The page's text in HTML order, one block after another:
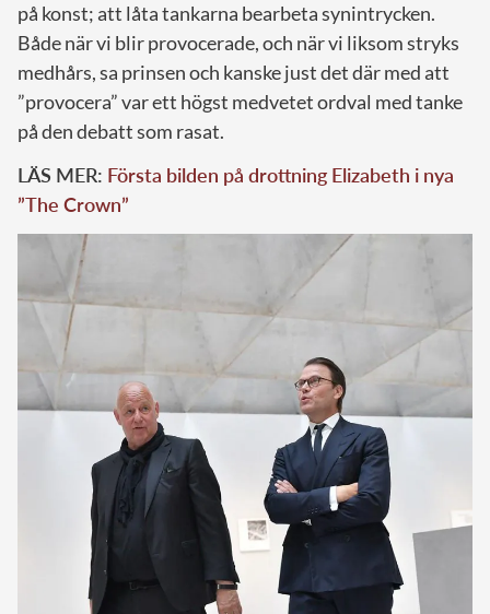
på konst; att låta tankarna bearbeta synintrycken.
Både när vi blir provocerade, och när vi liksom stryks
medhårs, sa prinsen och kanske just det där med att
”provocera” var ett högst medvetet ordval med tanke
på den debatt som rasat.
LÄS MER: Första bilden på drottning Elizabeth i nya
”The Crown”